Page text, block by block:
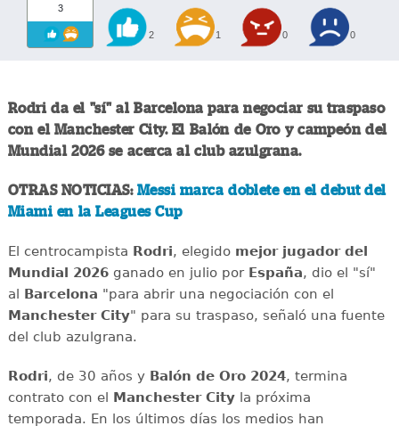
3
2 1 0 0
Rodri da el "sí" al Barcelona para negociar su traspaso
con el Manchester City. El Balón de Oro y campeón del
Mundial 2026 se acerca al club azulgrana.
OTRAS NOTICIAS: Messi marca doblete en el debut del
Miami en la Leagues Cup
El centrocampista Rodri, elegido mejor jugador del
Mundial 2026ganado en julio por España, dio el "sí"
al Barcelona "para abrir una negociación con el
Manchester City" para su traspaso, señaló una fuente
del club azulgrana.
Rodri, de 30 años y Balón de Oro 2024, termina
contrato con el Manchester Cityla próxima
temporada. En los últimos días los medios han